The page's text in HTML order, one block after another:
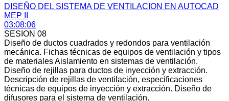
DISEÑO DEL SISTEMA DE VENTILACION EN AUTOCAD
MEP II
03:08:06
SESION 08
Diseño de ductos cuadrados y redondos para ventilación
mecánica. Fichas técnicas de equipos de ventilación y tipos
de materiales Aislamiento en sistemas de ventilación.
Diseño de rejillas para ductos de inyección y extracción.
Descripción de rejillas de ventilación, especificaciones
técnicas de equipos de inyección y extracción. Diseño de
difusores para el sistema de ventilación.